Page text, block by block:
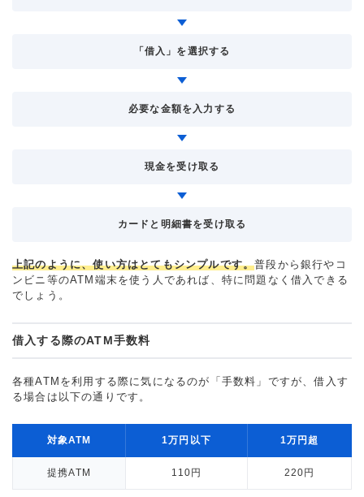
「借入」を選択する
必要な金額を入力する
現金を受け取る
カードと明細書を受け取る
上記のように、使い方はとてもシンプルです。普段から銀行やコ
ンビニ等のATM端末を使う人であれば、特に問題なく借入できる
でしょう。
借入する際のATM手数料
各種ATMを利用する際に気になるのが「手数料」ですが、借入す
る場合は以下の通りです。
対象ATM 1万円以下 1万円超
提携ATM 110円 220円